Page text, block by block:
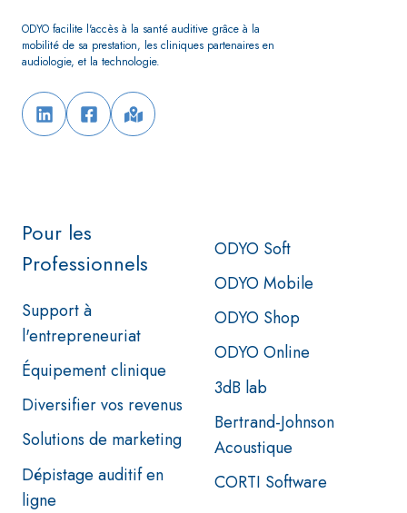
ODYO facilite l'accès à la santé auditive grâce à la
mobilité de sa prestation, les cliniques partenaires en
audiologie, et la technologie.
Pour les
Professionnels
Support à
l'entrepreneuriat
Équipement clinique
Diversifier vos revenus
Solutions de marketing
Dépistage auditif en
ligne
ODYO Soft
ODYO Mobile
ODYO Shop
ODYO Online
3dB lab
Bertrand-Johnson
Acoustique
CORTI Software